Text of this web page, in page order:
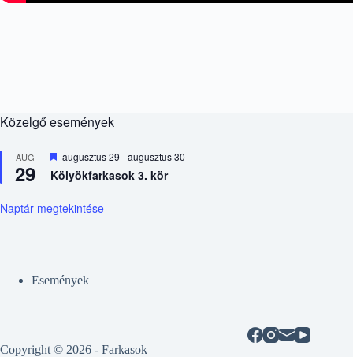
Közelgő események
AUG
29
K
i
e
e
augusztus 29 -augusztus 30
Kölyökfarkasok 3. kör
Naptár megtekintése
Események
Copyright © 2026 - Farkasok